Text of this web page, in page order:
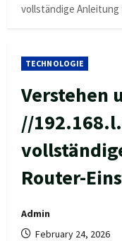
vollständige
TECHNOLOGIE
Verstehen
//
Router-
Admin
February 24, 2026